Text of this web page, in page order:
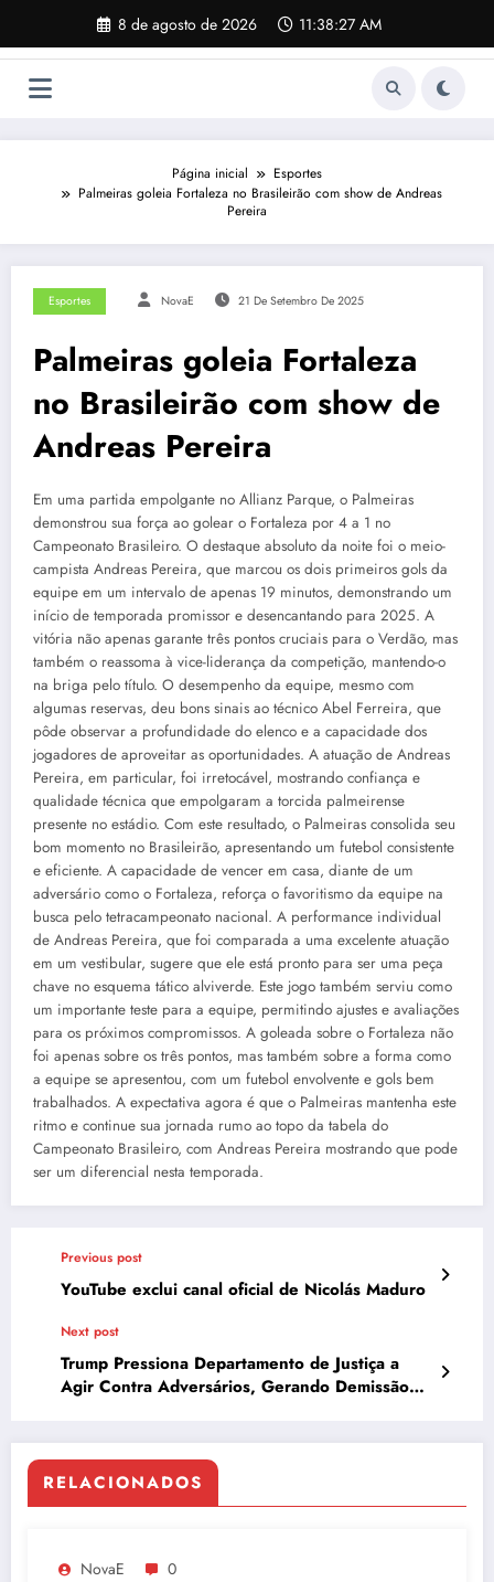
o
8 de agosto de 2026 11:38:28 AM
Página inicial
Esportes
Palmeiras goleia Fortaleza no Brasileirão com show de Andreas
Pereira
Esportes NovaE 21 De Setembro De 2025
Palmeiras goleia Fortaleza
no Brasileirão com show de
Andreas Pereira
Em uma partida empolgante no Allianz Parque, o Palmeiras
demonstrou sua força ao golear o Fortaleza por 4 a 1 no
Campeonato Brasileiro. O destaque absoluto da noite foi o meio-
campista Andreas Pereira, que marcou os dois primeiros gols da
equipe em um intervalo de apenas 19 minutos, demonstrando um
início de temporada promissor e desencantando para 2025. A
vitória não apenas garante três pontos cruciais para o Verdão, mas
também o reassoma à vice-liderança da competição, mantendo-o
na briga pelo título. O desempenho da equipe, mesmo com
algumas reservas, deu bons sinais ao técnico Abel Ferreira, que
pôde observar a profundidade do elenco e a capacidade dos
jogadores de aproveitar as oportunidades. A atuação de Andreas
Pereira, em particular, foi irretocável, mostrando confiança e
qualidade técnica que empolgaram a torcida palmeirense
presente no estádio. Com este resultado, o Palmeiras consolida seu
bom momento no Brasileirão, apresentando um futebol consistente
e eficiente. A capacidade de vencer em casa, diante de um
adversário como o Fortaleza, reforça o favoritismo da equipe na
busca pelo tetracampeonato nacional. A performance individual
de Andreas Pereira, que foi comparada a uma excelente atuação
em um vestibular, sugere que ele está pronto para ser uma peça
chave no esquema tático alviverde. Este jogo também serviu como
um importante teste para a equipe, permitindo ajustes e avaliações
para os próximos compromissos. A goleada sobre o Fortaleza não
foi apenas sobre os três pontos, mas também sobre a forma como
a equipe se apresentou, com um futebol envolvente e gols bem
trabalhados. A expectativa agora é que o Palmeiras mantenha este
ritmo e continue sua jornada rumo ao topo da tabela do
Campeonato Brasileiro, com Andreas Pereira mostrando que pode
ser um diferencial nesta temporada.
Previous post
YouTube exclui canal oficial de Nicolás Maduro
Next post
Trump Pressiona Departamento de Justiça a
Agir Contra Adversários, Gerando Demissão
RELACIONADOS
NovaE 0